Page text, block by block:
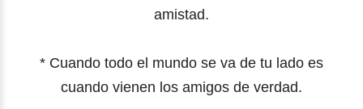
amistad.
* Cuando todo el mundo se va de tu lado es
cuando vienen los amigos de verdad.